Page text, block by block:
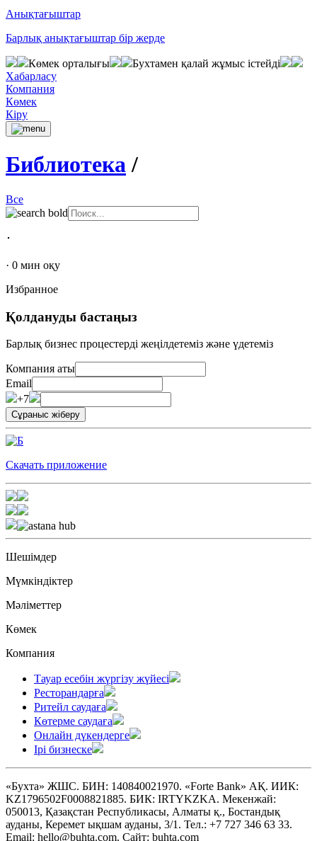
Анықтағыштар
Барлық анықтағыштар бір жерде
Көмек орталығы
Бухтамен қалай жұмыс істейді
Хабарласу
Компания
Көмек
Кіру
Библиотека/
Все
･
· 0 мин оқу
Избранное
Қолдануды бастаңыз
Барлық бизнес процестерді жеңілдетеміз және үдетеміз
Компания аты
Email
+7
Скачать приложение
Шешімдер
Мүмкіндіктер
Мәліметтер
Көмек
Компания
Тауар есебін жүргізу жүйесі
Ресторандарға
Ритейл саудаға
Көтерме саудаға
Онлайн дүкендерге
Ірі бизнеске
«Бухта» ЖШС. БИН: 140840021970. «Forte Bank» АҚ. ИИК:
KZ1796502F0008821885. БИК: IRTYKZKA. Мекенжай:
050013, Қазақстан Республикасы, Алматы қ., Бостандық
ауданы, Керемет ықшам ауданы, 3/1. Тел.: +7 727 346 63 33.
Email: hello@buhta.com. Сайт: buhta.com